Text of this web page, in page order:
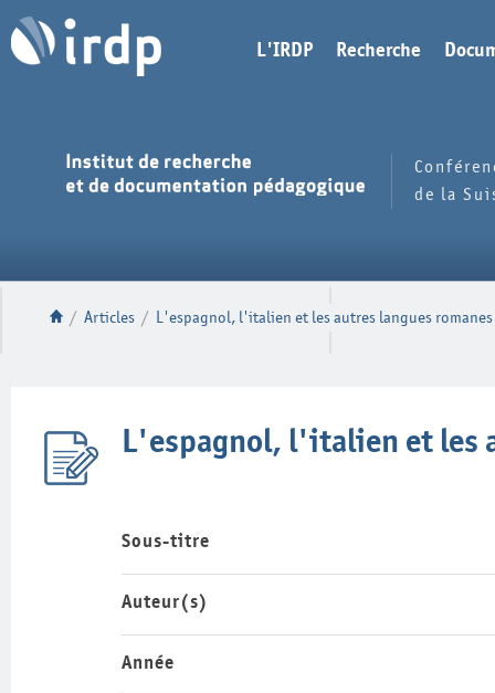
L'IRDP Recherche
de la
/ Articles / L'espagnol, l'italien et les autres langues romanes
L'espagnol, l'italien et les
Sous-titre
Auteur(s)
Année